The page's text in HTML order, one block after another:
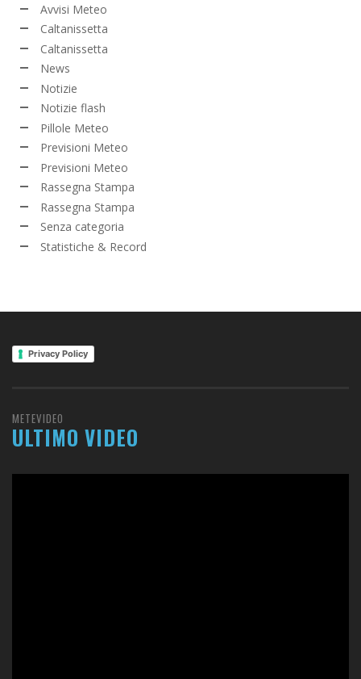
Avvisi Meteo
Caltanissetta
Caltanissetta
News
Notizie
Notizie flash
Pillole Meteo
Previsioni Meteo
Previsioni Meteo
Rassegna Stampa
Rassegna Stampa
Senza categoria
Statistiche & Record
Privacy Policy
METEVIDEO
ULTIMO VIDEO